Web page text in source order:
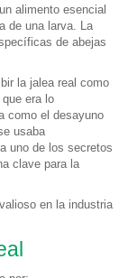
alimento esencial
de una larva. La
de abejas
la jalea real como
era lo
como el desayuno
usaba
uno de los secretos
clave para la
en la industria